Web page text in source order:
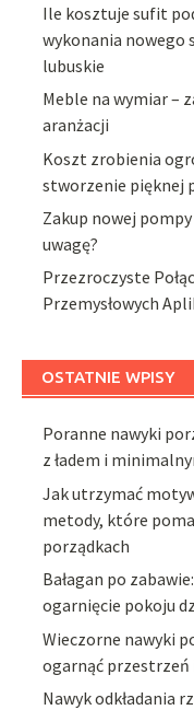
Ile kosztuje sufit
wykonania nowego
lubuskie
Meble na wymiar –
aranżacji
Koszt zrobienia
stworzenie pięknej
Zakup nowej
uwagę?
Przezroczyste
Przemysłowych
OSTATNIE WPISY
Poranne nawyki
z ładem i
Jak utrzymać
metody, które
porządkach
Bałagan po
ogarnięcie pokoju
Wieczorne nawyki
ogarnąć przestrzeń
Nawyk odkładania